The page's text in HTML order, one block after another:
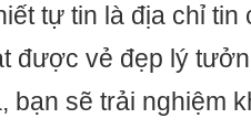
tự tin là địa chỉ tin
được vẻ đẹp lý
bạn sẽ trải nghiệm